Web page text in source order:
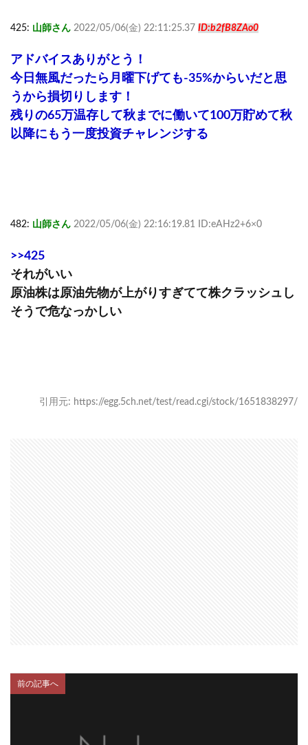
425: 山師さん 2022/05/06(金) 22:11:25.37 ID:b2fB8ZAo0
アドバイスありがとう！
今日無風だったら月曜下げても-35%からいだと思
うから損切りします！
残りの65万温存して秋までに働いて100万貯めて秋
以降にもう一度投資チャレンジする
482: 山師さん 2022/05/06(金) 22:16:19.81 ID:eAHz2+6×0
>>425
それがいい
原油株は原油先物が上がりすぎてて株クラッシュし
そうで危なっかしい
引用元: https://egg.5ch.net/test/read.cgi/stock/1651838297/
前の記事へ